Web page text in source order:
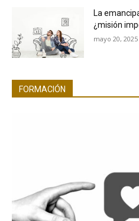
La
¿misión
mayo 20, 2025
FORMACIÓN